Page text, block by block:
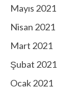
Mayıs 2021
Nisan 2021
Mart 2021
Şubat 2021
Ocak 2021